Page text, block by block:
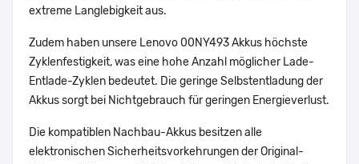
extreme Langlebigkeit aus.
Zudem haben unsere Lenovo 00NY493 Akkus höchste
Zyklenfestigkeit, was eine hohe Anzahl möglicher Lade-
Entlade-Zyklen bedeutet. Die geringe Selbstentladung der
Akkus sorgt bei Nichtgebrauch für geringen Energieverlust.
Die kompatiblen Nachbau-Akkus besitzen alle
elektronischen Sicherheitsvorkehrungen der Original-